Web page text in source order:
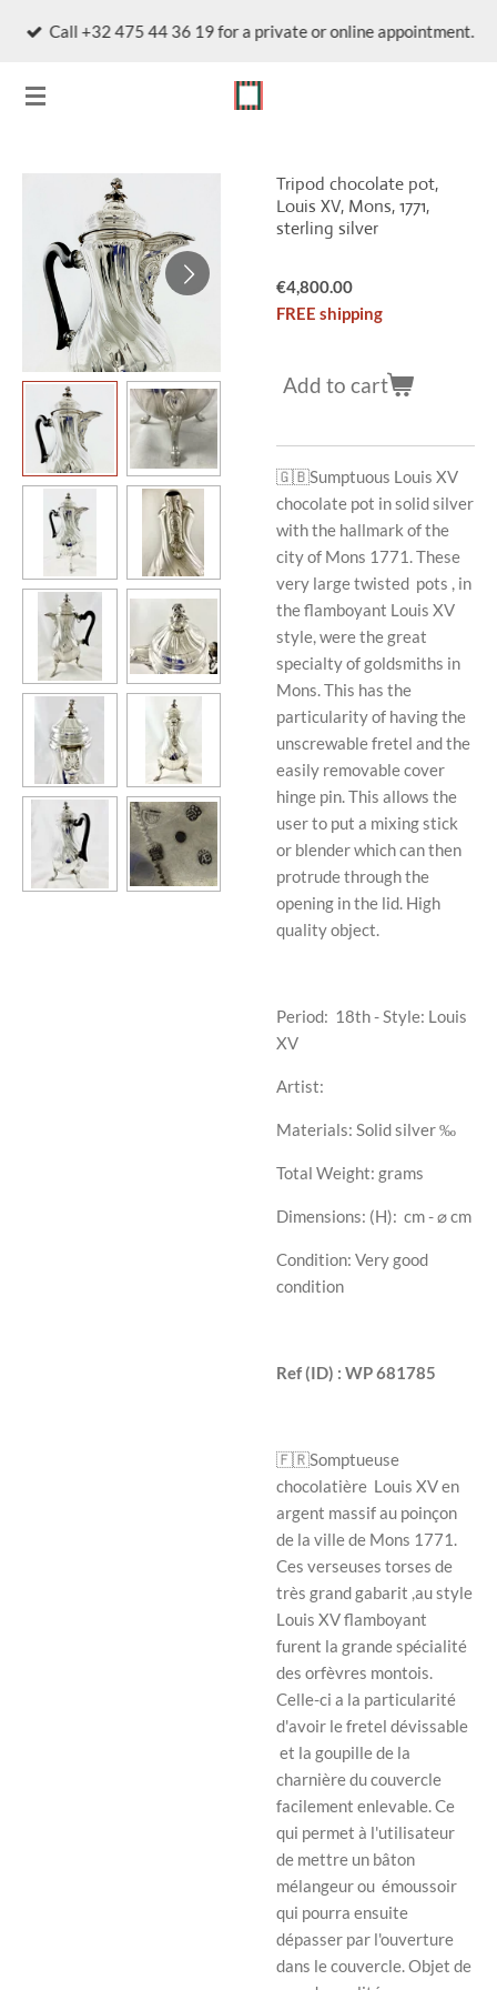
Skip
content
Call +32 475 44 36 19 for a private or online appointment.
Tripod chocolate pot,
Louis XV, Mons, 1771,
sterling silver
€4,800.00
FREE shipping
Add to cart
🇬🇧Sumptuous Louis XV
chocolate pot in solid silver
with the hallmark of the
city of Mons 1771. These
very large twisted pots , in
the flamboyant Louis XV
style, were the great
specialty of goldsmiths in
Mons. This has the
particularity of having the
unscrewable fretel and the
easily removable cover
hinge pin. This allows the
user to put a mixing stick
or blender which can then
protrude through the
opening in the lid. High
quality object.
Period: 18th - Style: Louis
XV
Artist:
Materials: Solid silver ‰
Total Weight: grams
Dimensions: (H): cm - ⌀ cm
Condition: Very good
condition
Ref (ID) : WP 681785
🇫🇷Somptueuse
chocolatière Louis XV en
argent massif au poinçon
de la ville de Mons 1771.
Ces verseuses torses de
très grand gabarit ,au style
Louis XV flamboyant
furent la grande spécialité
des orfèvres montois.
Celle-ci a la particularité
d'avoir le fretel dévissable
et la goupille de la
charnière du couvercle
facilement enlevable. Ce
qui permet à l'utilisateur
de mettre un bâton
mélangeur ou émoussoir
qui pourra ensuite
dépasser par l'ouverture
dans le couvercle.Objet de